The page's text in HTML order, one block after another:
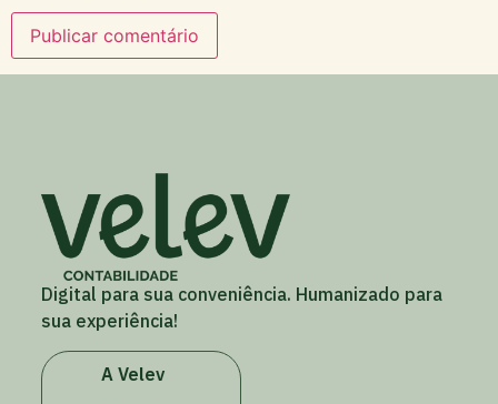
Digital para sua conveniência. Humanizado para
sua experiência!
A Velev